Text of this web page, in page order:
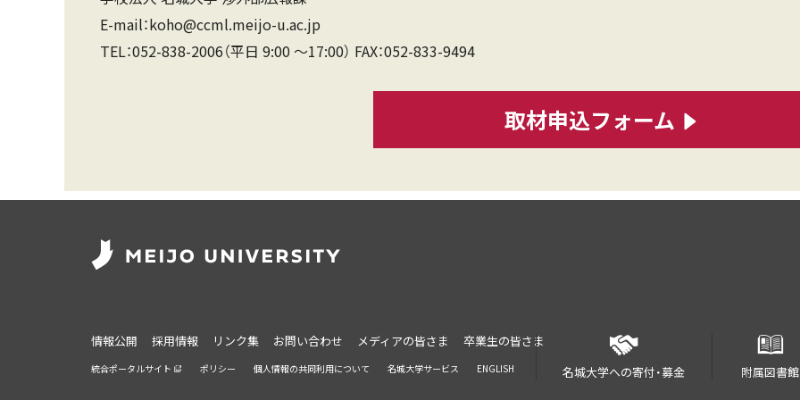
E-mail：koho@ccml.meijo-u.ac.jp
TEL：052-838-2006（平日 9:00 〜17:00） FAX：052-833-9494
取材申込フォーム
情報公開 採用情報 リンク集 お問い合わせ メディアの皆さま
卒業生の皆さま
名城大学への寄付・募金
附属図書館
統合ポータルサイト ポリシー 個人情報の共同利用について 名城大学サービス ENGLISH